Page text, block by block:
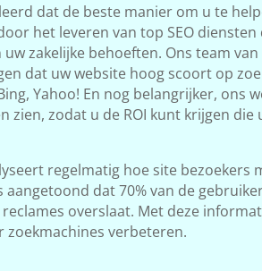
dat de beste manier om u te
het leveren van top SEO diensten
uw zakelijke behoeften. Ons team
dat uw website hoog scoort op
Yahoo! En nog belangrijker, ons
zien, zodat u de ROI kunt krijgen die
regelmatig hoe site bezoekers
aangetoond dat 70% van de
overslaat. Met deze
zoekmachines verbeteren.